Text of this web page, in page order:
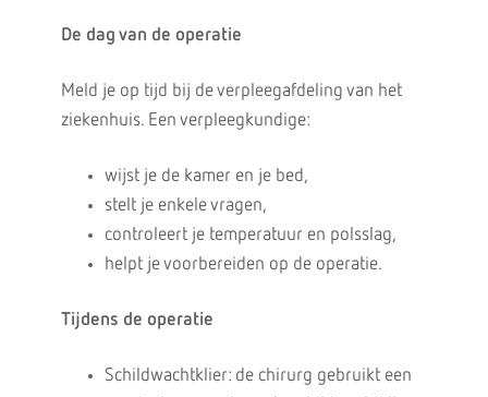
De dag van de operatie
Meld je op tijd bij de verpleegafdeling van het
ziekenhuis. Een verpleegkundige:
wijst je de kamer en je bed,
stelt je enkele vragen,
controleert je temperatuur en polsslag,
helpt je voorbereiden op de operatie.
Tijdens de operatie
Schildwachtklier: de chirurg gebruikt een